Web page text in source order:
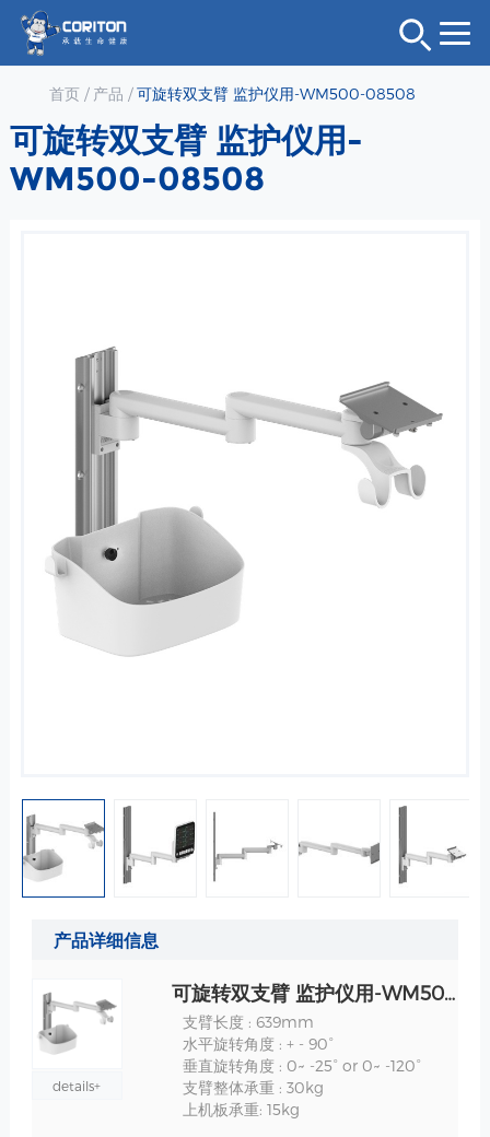
首页/ 产品 /可旋转双支臂 监护仪用-WM500-08508
可旋转双支臂 监护仪用-
WM500-08508
产品详细信息
details+
可旋转双支臂 监护仪用-WM500-08508 规格
支臂长度 : 639mm
水平旋转角度 : + - 90°
垂直旋转角度 : 0~ -25° or 0~ -120°
支臂整体承重 : 30kg
上机板承重: 15kg